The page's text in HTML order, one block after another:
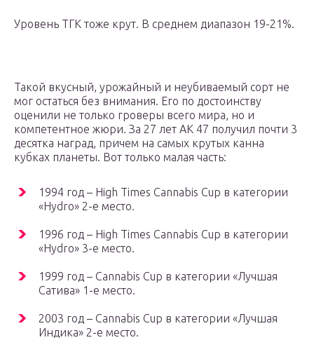
Уровень ТГК тоже крут. В среднем диапазон 19-21%.
Такой вкусный, урожайный и неубиваемый сорт не
мог остаться без внимания. Его по достоинству
оценили не только гроверы всего мира, но и
компетентное жюри. За 27 лет АК 47 получил почти 3
десятка наград, причем на самых крутых канна
кубках планеты. Вот только малая часть:
1994 год – High Times Cannabis Cup в категории
«Hydro» 2-е место.
1996 год – High Times Cannabis Cup в категории
«Hydro» 3-е место.
1999 год – Cannabis Cup в категории «Лучшая
Сатива» 1-е место.
2003 год – Cannabis Cup в категории «Лучшая
Индика» 2-е место.